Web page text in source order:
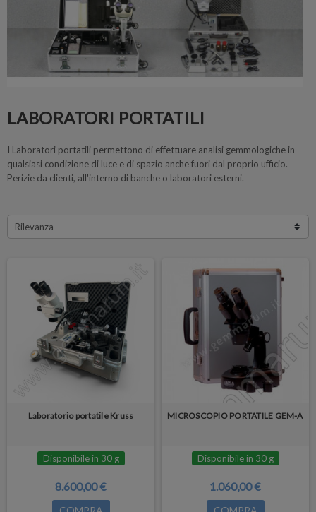
LABORATORI PORTATILI
I Laboratori portatili permettono di effettuare analisi gemmologiche in
qualsiasi condizione di luce e di spazio anche fuori dal proprio ufficio.
Perizie da clienti, all'interno di banche o laboratori esterni.
Rilevanza
Laboratorio portatile Kruss
Disponibile in 30 g
8.600,00 €
MICROSCOPIO PORTATILE GEM-A
Disponibile in 30 g
1.060,00 €